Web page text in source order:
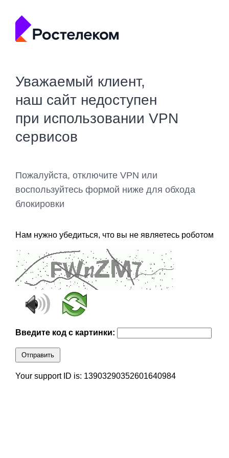
Уважаемый клиент,
наш сайт недоступен
при использовании VPN
сервисов
Пожалуйста, отключите VPN или
воспользуйтесь формой ниже для обхода
блокировки
Нам нужно убедиться, что вы не являетесь роботом
Введите код с картинки:
Отправить
Your support ID is: 13903290352601640984